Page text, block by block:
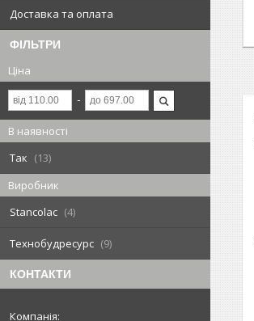
Доставка та оплата
ФІЛЬТРИ
Ціна
В наявності
Так
13
Виробник
Stancolac
4
Технобудресурс 9
КОНТАКТИ